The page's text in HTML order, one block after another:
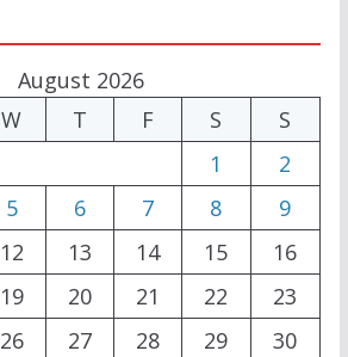
August 2026
W T F S
S
1
2
5 6 7 8
9
12 13 14 15
16
19 20 21 22
23
26 27 28 29
30